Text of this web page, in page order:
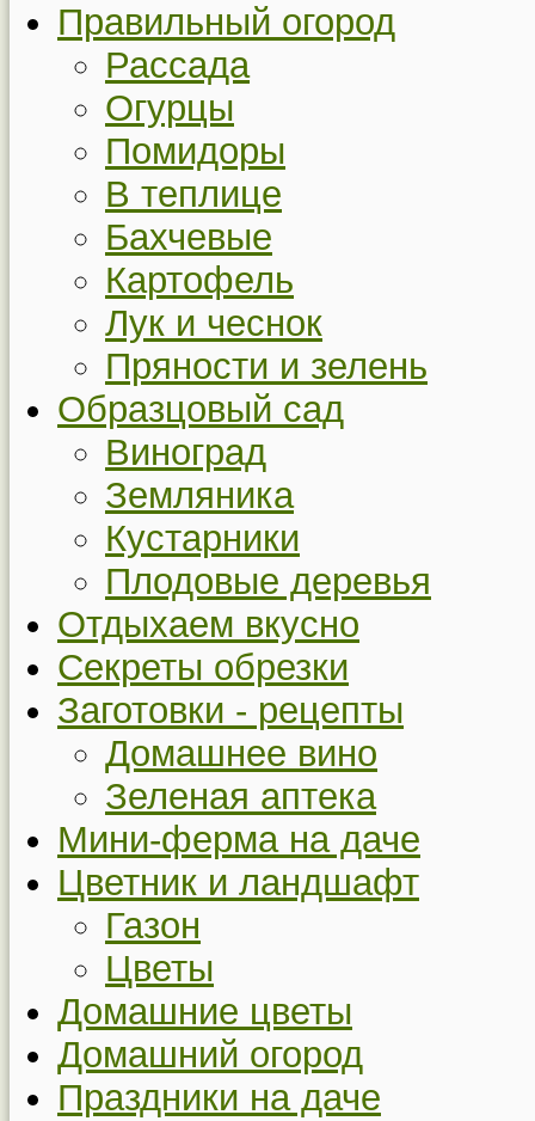
Правильный огород
Рассада
Огурцы
Помидоры
В теплице
Бахчевые
Картофель
Лук и чеснок
Пряности и зелень
Образцовый сад
Виноград
Земляника
Кустарники
Плодовые деревья
Отдыхаем вкусно
Секреты обрезки
Заготовки - рецепты
Домашнее вино
Зеленая аптека
Мини-ферма на даче
Цветник и ландшафт
Газон
Цветы
Домашние цветы
Домашний огород
Праздники на даче